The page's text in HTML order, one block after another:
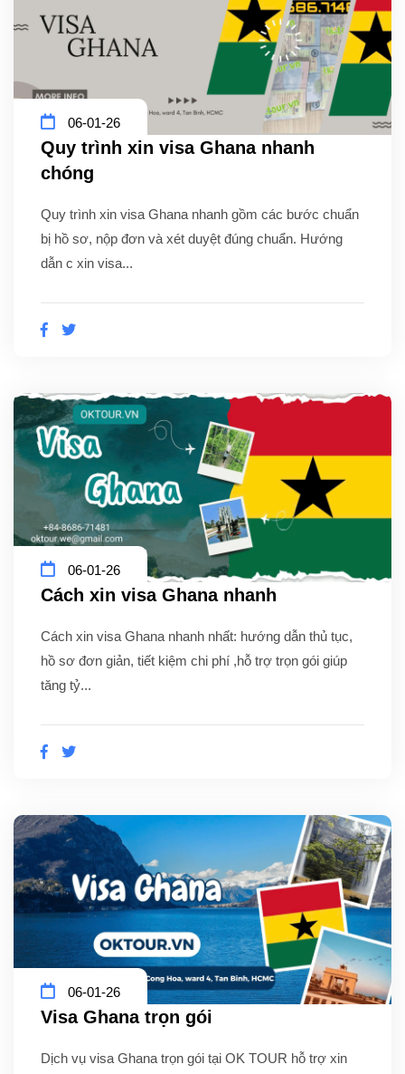
06-01-26
Quy trình xin visa Ghana nhanh
chóng
Quy trình xin visa Ghana nhanh gồm các bước chuẩn
bị hồ sơ, nộp đơn và xét duyệt đúng chuẩn. Hướng
dẫn c xin visa...
06-01-26
Cách xin visa Ghana nhanh
Cách xin visa Ghana nhanh nhất: hướng dẫn thủ tục,
hồ sơ đơn giản, tiết kiệm chi phí ,hỗ trợ trọn gói giúp
tăng tỷ...
06-01-26
Visa Ghana trọn gói
Dịch vụ visa Ghana trọn gói tại OK TOUR hỗ trợ xin